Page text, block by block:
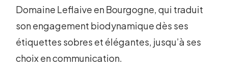
Domaine Leflaive en Bourgogne, qui traduit
son engagement biodynamique dès ses
étiquettes sobres et élégantes, jusqu’à ses
choix en communication.